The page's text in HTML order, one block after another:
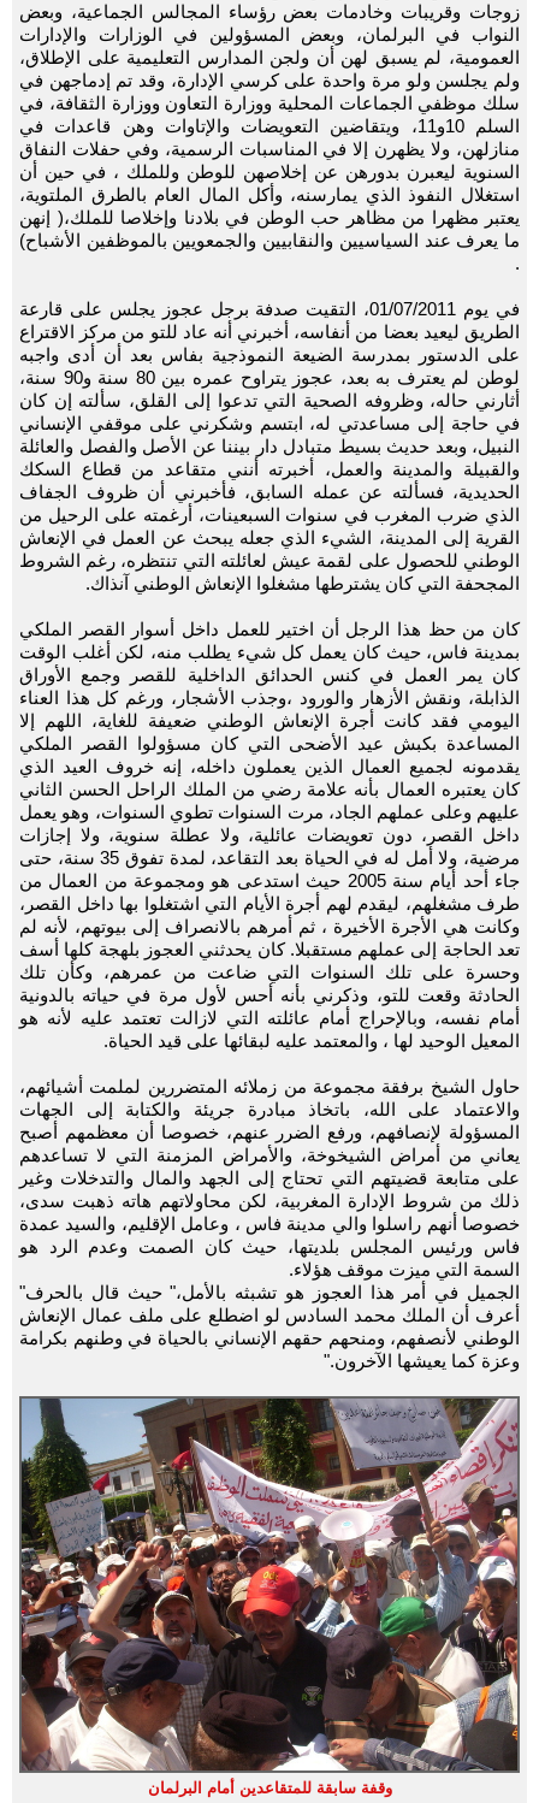
زوجات وقريبات وخادمات بعض رؤساء المجالس الجماعية، وبعض
النواب في البرلمان، وبعض المسؤولين في الوزارات والإدارات
العمومية، لم يسبق لهن أن ولجن المدارس التعليمية على الإطلاق،
ولم يجلسن ولو مرة واحدة على كرسي الإدارة، وقد تم إدماجهن في
سلك موظفي الجماعات المحلية ووزارة التعاون ووزارة الثقافة، في
السلم 10و11، ويتقاضين التعويضات والإتاوات وهن قاعدات في
منازلهن، ولا يظهرن إلا في المناسبات الرسمية، وفي حفلات النفاق
السنوية ليعبرن بدورهن عن إخلاصهن للوطن وللملك ، في حين أن
استغلال النفوذ الذي يمارسنه، وأكل المال العام بالطرق الملتوية،
يعتبر مظهرا من مظاهر حب الوطن في بلادنا وإخلاصا للملك،( إنهن
ما يعرف عند السياسيين والنقابيين والجمعويين بالموظفين الأشباح)
.
في يوم 01/07/2011، التقيت صدفة برجل عجوز يجلس على قارعة
الطريق ليعيد بعضا من أنفاسه، أخبرني أنه عاد للتو من مركز الاقتراع
على الدستور بمدرسة الضيعة النموذجية بفاس بعد أن أدى واجبه
لوطن لم يعترف به بعد، عجوز يتراوح عمره بين 80 سنة و90 سنة،
أثارني حاله، وظروفه الصحية التي تدعوا إلى القلق، سألته إن كان
في حاجة إلى مساعدتي له، ابتسم وشكرني على موقفي الإنساني
النبيل، وبعد حديث بسيط متبادل دار بيننا عن الأصل والفصل والعائلة
والقبيلة والمدينة والعمل، أخبرته أنني متقاعد من قطاع السكك
الحديدية، فسألته عن عمله السابق، فأخبرني أن ظروف الجفاف
الذي ضرب المغرب في سنوات السبعينات، أرغمته على الرحيل من
القرية إلى المدينة، الشيء الذي جعله يبحث عن العمل في الإنعاش
الوطني للحصول على لقمة عيش لعائلته التي تنتظره، رغم الشروط
المجحفة التي كان يشترطها مشغلوا الإنعاش الوطني آنذاك.
كان من حظ هذا الرجل أن اختير للعمل داخل أسوار القصر الملكي
بمدينة فاس، حيث كان يعمل كل شيء يطلب منه، لكن أغلب الوقت
كان يمر العمل في كنس الحدائق الداخلية للقصر وجمع الأوراق
الذابلة، ونقش الأزهار والورود ،وجذب الأشجار، ورغم كل هذا العناء
اليومي فقد كانت أجرة الإنعاش الوطني ضعيفة للغاية، اللهم إلا
المساعدة بكبش عيد الأضحى التي كان مسؤولوا القصر الملكي
يقدمونه لجميع العمال الذين يعملون داخله، إنه خروف العيد الذي
كان يعتبره العمال بأنه علامة رضي من الملك الراحل الحسن الثاني
عليهم وعلى عملهم الجاد، مرت السنوات تطوي السنوات، وهو يعمل
داخل القصر، دون تعويضات عائلية، ولا عطلة سنوية، ولا إجازات
مرضية، ولا أمل له في الحياة بعد التقاعد، لمدة تفوق 35 سنة، حتى
جاء أحد أيام سنة 2005 حيث استدعى هو ومجموعة من العمال من
طرف مشغلهم، ليقدم لهم أجرة الأيام التي اشتغلوا بها داخل القصر،
وكانت هي الأجرة الأخيرة ، ثم أمرهم بالانصراف إلى بيوتهم، لأنه لم
تعد الحاجة إلى عملهم مستقبلا. كان يحدثني العجوز بلهجة كلها أسف
وحسرة على تلك السنوات التي ضاعت من عمرهم، وكأن تلك
الحادثة وقعت للتو، وذكرني بأنه أحس لأول مرة في حياته بالدونية
أمام نفسه، وبالإحراج أمام عائلته التي لازالت تعتمد عليه لأنه هو
المعيل الوحيد لها ، والمعتمد عليه لبقائها على قيد الحياة.
حاول الشيخ برفقة مجموعة من زملائه المتضررين لملمت أشيائهم،
والاعتماد على الله، باتخاذ مبادرة جريئة والكتابة إلى الجهات
المسؤولة لإنصافهم، ورفع الضرر عنهم، خصوصا أن معظمهم أصبح
يعاني من أمراض الشيخوخة، والأمراض المزمنة التي لا تساعدهم
على متابعة قضيتهم التي تحتاج إلى الجهد والمال والتدخلات وغير
ذلك من شروط الإدارة المغربية، لكن محاولاتهم هاته ذهبت سدى،
خصوصا أنهم راسلوا والي مدينة فاس ، وعامل الإقليم، والسيد عمدة
فاس ورئيس المجلس بلديتها، حيث كان الصمت وعدم الرد هو
السمة التي ميزت موقف هؤلاء.
الجميل في أمر هذا العجوز هو تشبثه بالأمل،" حيث قال بالحرف"
أعرف أن الملك محمد السادس لو اضطلع على ملف عمال الإنعاش
الوطني لأنصفهم، ومنحهم حقهم الإنساني بالحياة في وطنهم بكرامة
وعزة كما يعيشها الآخرون."
وقفة سابقة للمتقاعدين أمام البرلمان